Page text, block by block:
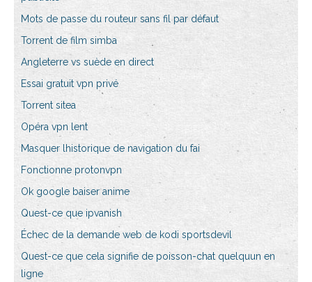
Mots de passe du routeur sans fil par défaut
Torrent de film simba
Angleterre vs suède en direct
Essai gratuit vpn privé
Torrent sitea
Opéra vpn lent
Masquer lhistorique de navigation du fai
Fonctionne protonvpn
Ok google baiser anime
Quest-ce que ipvanish
Échec de la demande web de kodi sportsdevil
Quest-ce que cela signifie de poisson-chat quelquun en
ligne